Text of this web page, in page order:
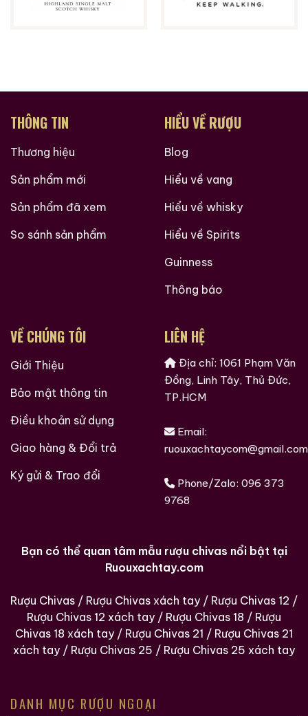
Hàng Ngàn Khách Hàng Của ruouxachtay.com
Ruouxachtay.com
THÔNG TIN
Thương hiệu
Sản phẩm mới
Sản phẩm đã xem
So sánh sản phẩm
HIỂU VỀ RƯỢU
Blog
Hiểu về vang
Hiểu về whisky
Hiểu về Spirits
Guinness
Thông báo
VỀ CHÚNG TÔI
Giới Thiệu
Bảo mật thông tin
Điều khoản sử dụng
Giao hàng & Đổi trả
Ký gửi & Trao đổi
LIÊN HỆ
Địa chỉ: 1061 Phạm Văn
Đồng, Linh Tây, Thủ Đức,
TP.HCM
Email:
ruouxachtaycom@gmail.com
Phone/Zalo: 096 373
9768
Bạn có thể quan tâm mẫu rượu chivas nổi bật tại
Ruouxachtay.com
Rượu Chivas / Rượu Chivas xách tay / Rượu Chivas 12 /
Rượu Chivas 12 xách tay / Rượu Chivas 18 / Rượu
Chivas 18 xách tay / Rượu Chivas 21 / Rượu Chivas 21
xách tay / Rượu Chivas 25 / Rượu Chivas 25 xách tay
DANH MỤC RƯỢU NGOẠI